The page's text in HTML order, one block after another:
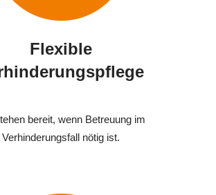
Flexible
bereit, wenn Betreuung im
Verhinderungsfall nötig ist.